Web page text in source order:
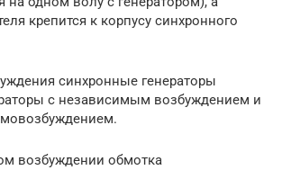
крепится к корпусу синхронного
синхронные генераторы
с независимым возбуждением и
возбуждении обмотка